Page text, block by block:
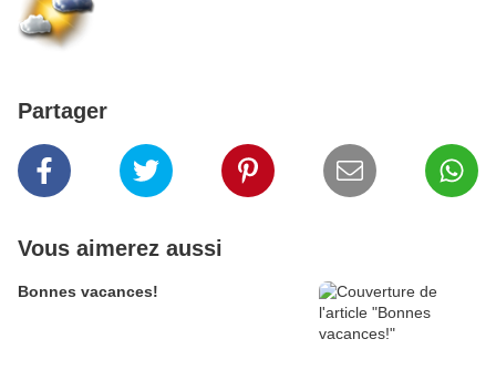
Partager
Vous aimerez aussi
Bonnes vacances!